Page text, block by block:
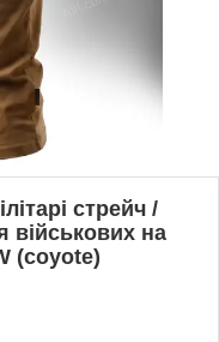
стрейч /
військових на
(coyote)